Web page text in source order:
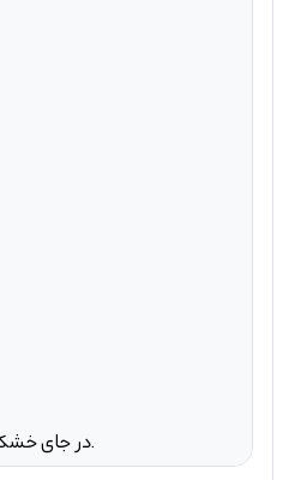
در جای خشک و خنک نگهداری شود.